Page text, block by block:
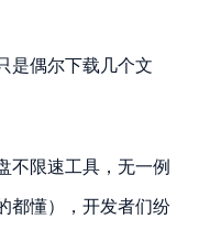
是偶尔下载几个文
不限速工具，无一例
都懂），开发者们纷